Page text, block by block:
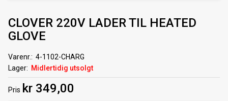
CLOVER 220V LADER TIL HEATED
GLOVE
Varenr.
4-1102-CHARG
Lager
Midlertidig utsolgt
Pris kr 349,00